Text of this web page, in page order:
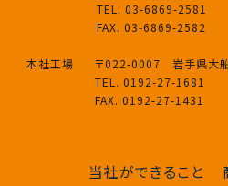
TEL. 03-6869-2581
FAX. 03-6869-2582
本社工場
〒022-0007 岩手県大
TEL. 0192-27-1681
FAX. 0192-27-1431
当社ができること